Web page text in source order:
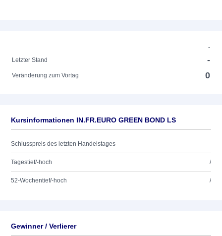
-
Letzter Stand
-
Veränderung zum Vortag 0
Kursinformationen IN.FR.EURO GREEN BOND LS
Schlusspreis des letzten Handelstages
Tagestief/-hoch /
52-Wochentief/-hoch /
Gewinner / Verlierer